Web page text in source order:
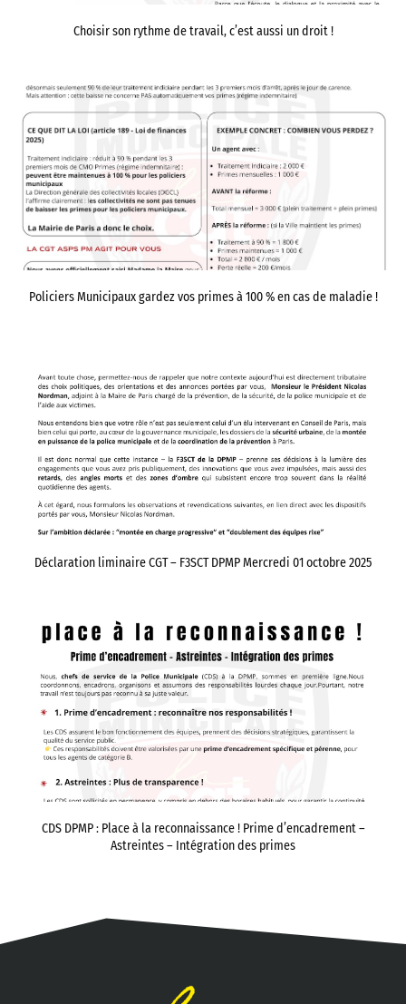
Choisir son rythme de travail, c’est aussi un droit !
Policiers Municipaux gardez vos primes à 100 % en cas de maladie !
Déclaration liminaire CGT – F3SCT DPMP Mercredi 01 octobre 2025
CDS DPMP : Place à la reconnaissance ! Prime d’encadrement –
Astreintes – Intégration des primes